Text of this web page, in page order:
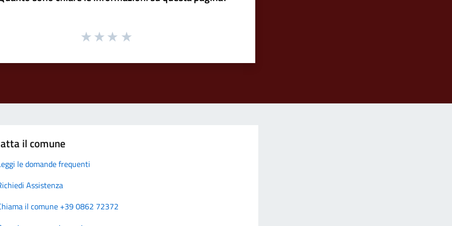
il comune
le domande frequenti
Assistenza
il comune +39 0862 72372